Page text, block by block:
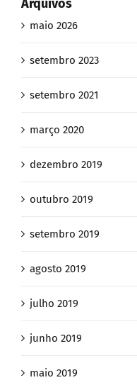
Arquivos
maio 2026
setembro 2023
setembro 2021
março 2020
dezembro 2019
outubro 2019
setembro 2019
agosto 2019
julho 2019
junho 2019
maio 2019